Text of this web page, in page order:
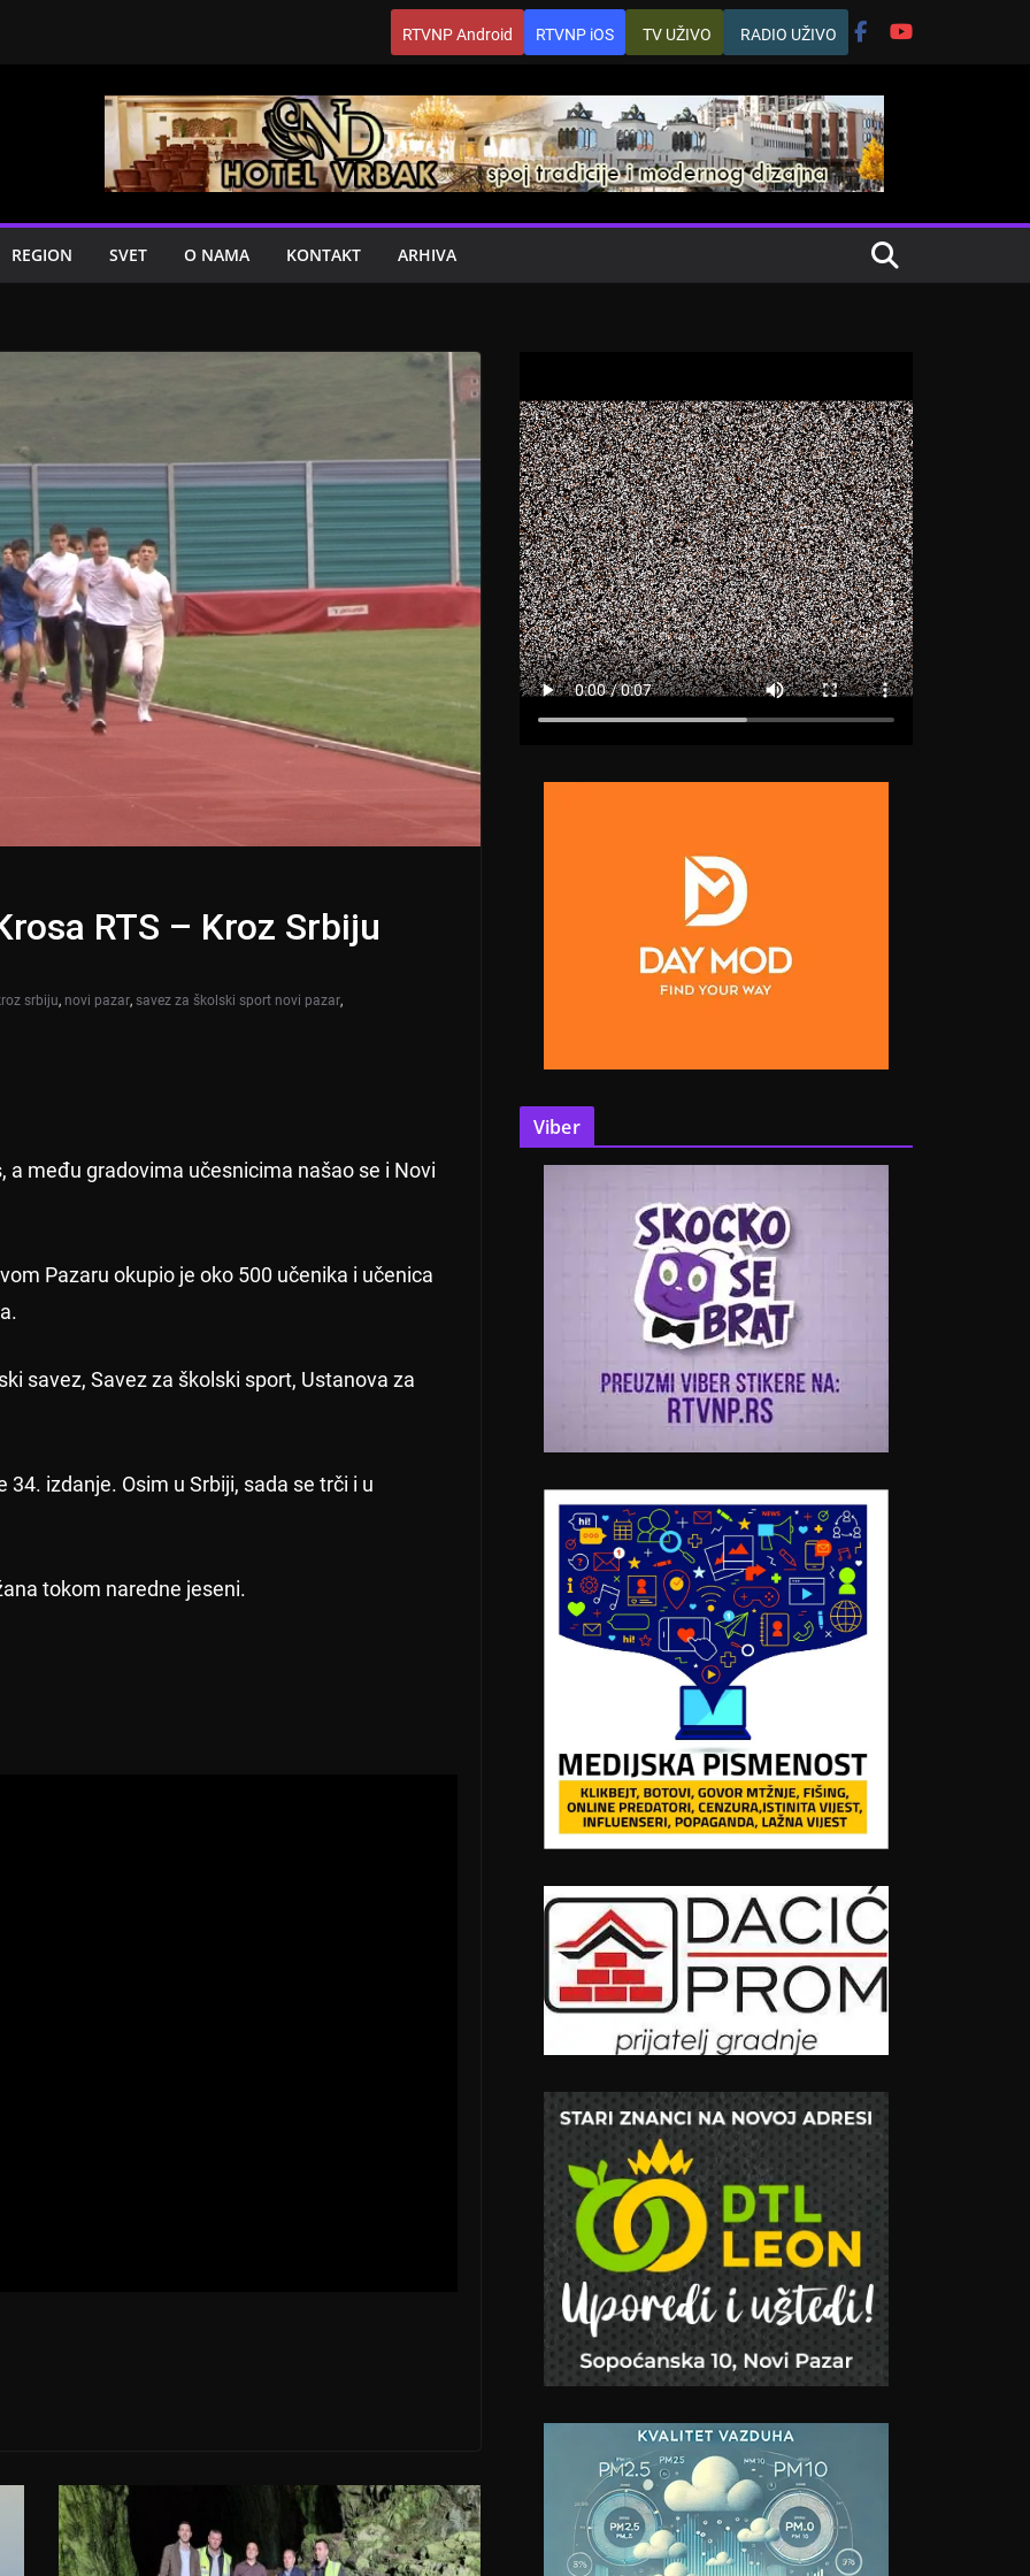
RTVNP Android RTVNP iOS TV UŽIVO RADIO UŽIVO
REGION SVET O NAMA KONTAKT ARHIVA
RTS – Kroz Srbiju
srbiju, novi pazar, savez za školski sport novi pazar,
a među gradovima učesnicima našao se i Novi
Pazaru okupio je oko 500 učenika i učenica
savez, Savez za školski sport, Ustanova za
34. izdanje. Osim u Srbiji, sada se trči i u
tokom naredne jeseni.
Viber